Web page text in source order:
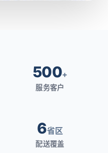
500+
服务客户
6省区
配送覆盖